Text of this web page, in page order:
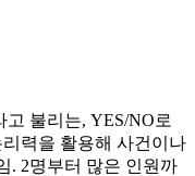
불리는, YES/NO로
력을 활용해 사건이나
. 2명부터 많은 인원까